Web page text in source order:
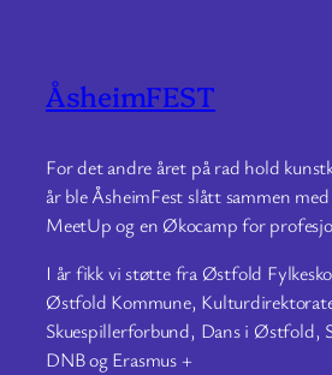
ÅsheimFEST
For det andre året på rad hold
år ble ÅsheimFest slått sammen
MeetUp og en Økocamp for
I år fikk vi støtte fra Østfold
Østfold Kommune,
Skuespillerforbund, Dans i Østfold,
DNB og Erasmus +